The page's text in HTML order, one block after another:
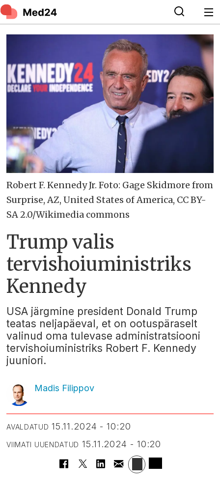
Robert F. Kennedy Jr. Foto: Gage Skidmore from
Surprise, AZ, United States of America, CC BY-
SA 2.0/Wikimedia commons
Trump valis
tervishoiuministriks
Kennedy
USA järgmine president Donald Trump
teatas neljapäeval, et on ootuspäraselt
valinud oma tulevase administratsiooni
tervishoiuministriks Robert F. Kennedy
juuniori.
Madis Filippov
AVALDATUD 15.11.2024 - 10:20
VIIMATI UUENDATUD 15.11.2024 - 10:20